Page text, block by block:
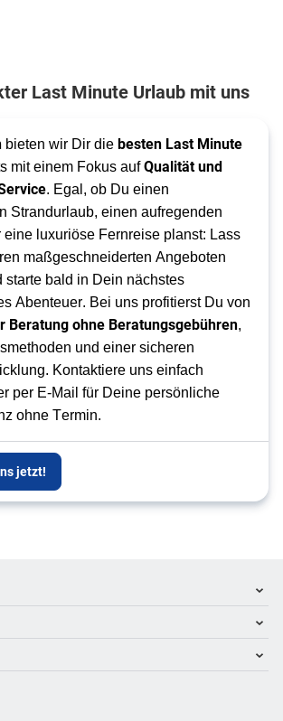
Last Minute Urlaub mit uns
bieten wir Dir die besten Last Minute
mit einem Fokus auf Qualität und
. Egal, ob Du einen
Strandurlaub, einen aufregenden
eine luxuriöse Fernreise planst: Lass
maßgeschneiderten Angeboten
starte bald in Dein nächstes
Beratung ohne Beratungsgebühren,
und einer sicheren
Kontaktiere uns einfach
per E-Mail für Deine persönliche
ohne Termin.
jetzt!
buchen